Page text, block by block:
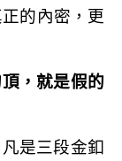
的內密，更
，就是假的
是三段金釦